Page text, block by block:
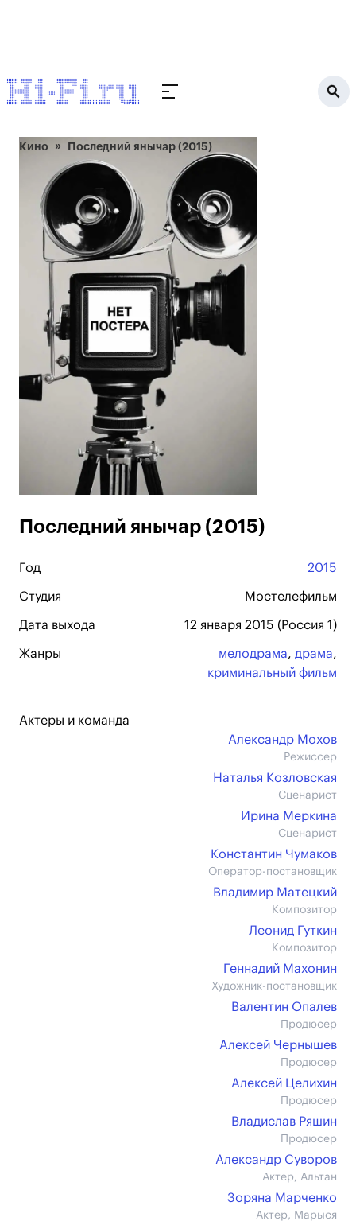
Кино Последний янычар (2015)
Последний янычар (2015)
Год 2015
Студия Мостелефильм
Дата выхода 12 января 2015 (Россия 1)
Жанры мелодрама, драма,
криминальный фильм
Актеры и команда
Александр Мохов
Режиссер
Наталья Козловская
Сценарист
Ирина Меркина
Сценарист
Константин Чумаков
Оператор-постановщик
Владимир Матецкий
Композитор
Леонид Гуткин
Композитор
Геннадий Махонин
Художник-постановщик
Валентин Опалев
Продюсер
Алексей Чернышев
Продюсер
Алексей Целихин
Продюсер
Владислав Ряшин
Продюсер
Александр Суворов
Актер, Альтан
Зоряна Марченко
Актер, Марыся